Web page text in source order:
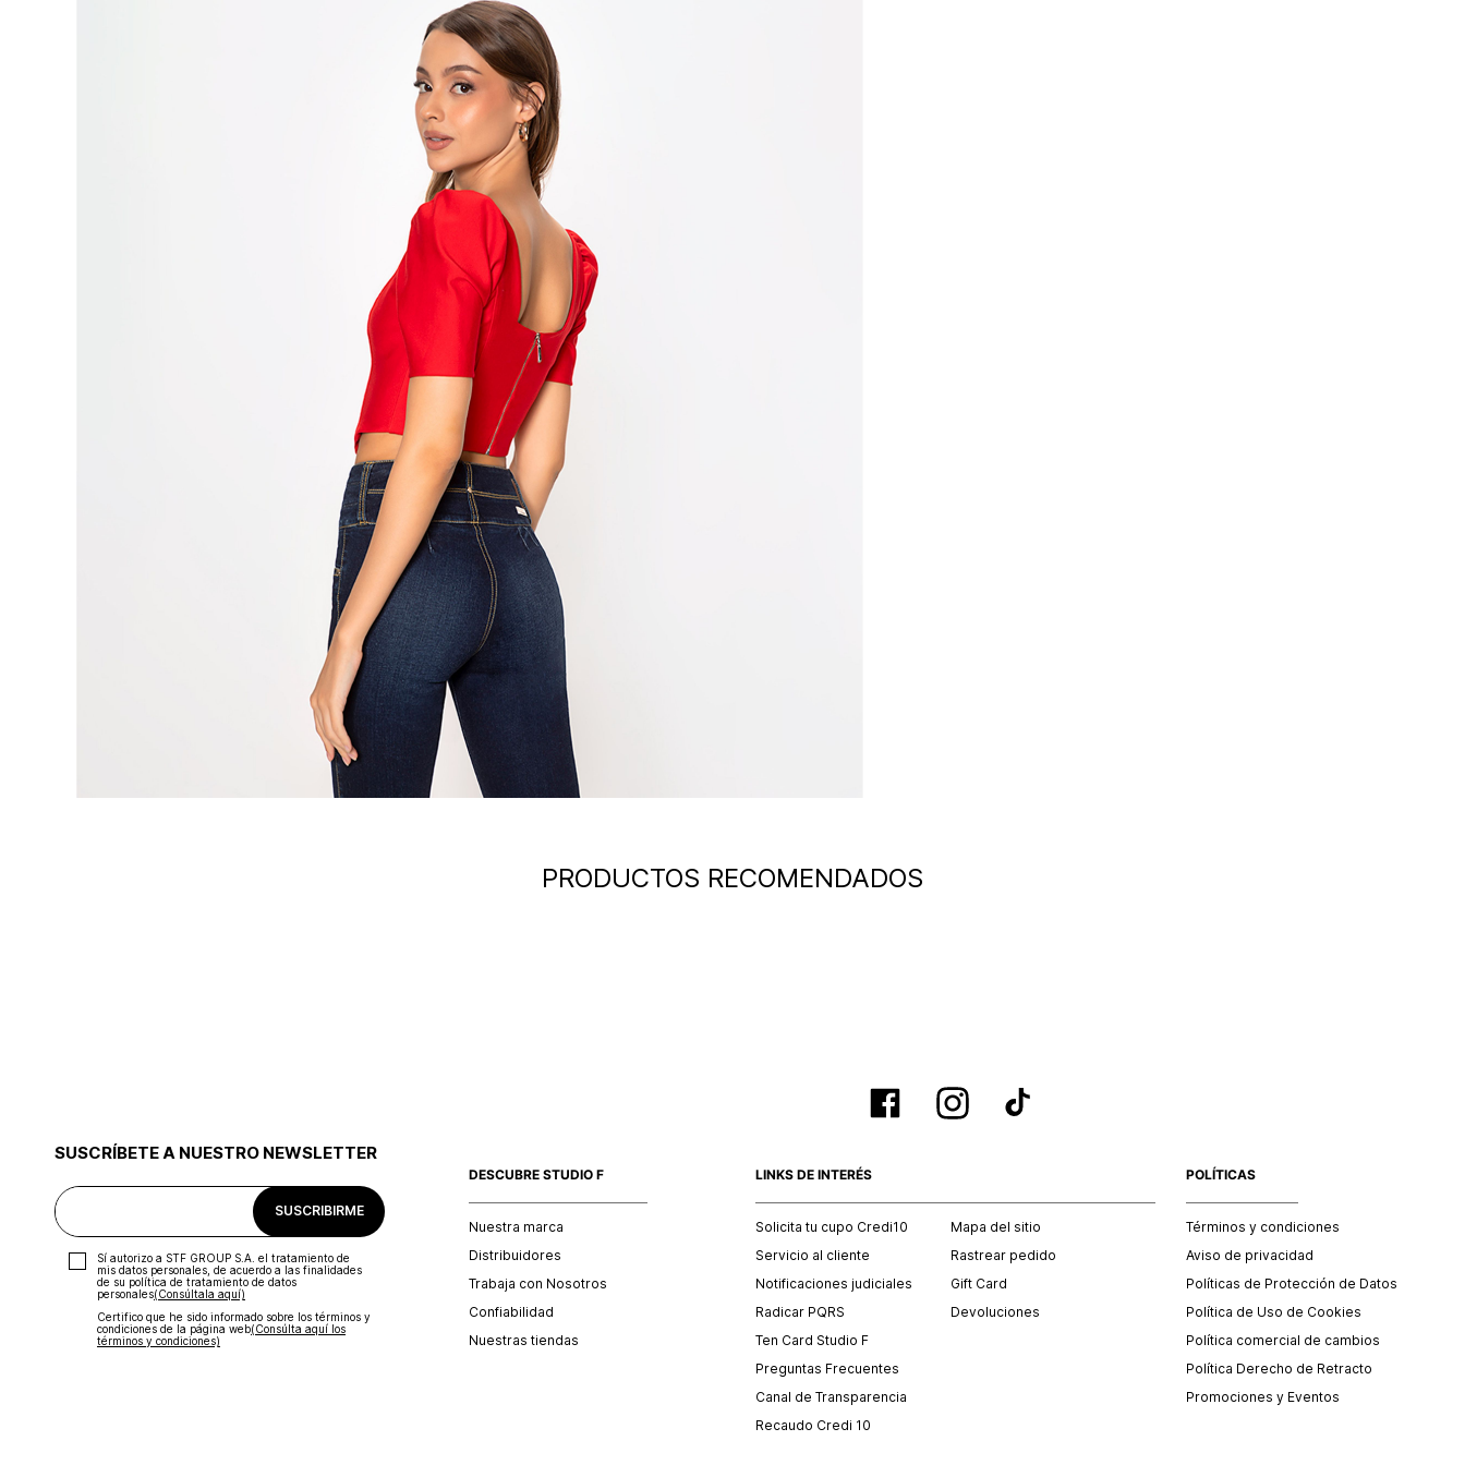
PRODUCTOS RECOMENDADOS
SUSCRÍBETE A NUESTRO NEWSLETTER
SUSCRIBIRME
Sí autorizo a STF GROUP S.A. el tratamiento de
mis datos personales, de acuerdo a las finalidades
de su política de tratamiento de datos
personales‎(Consúltala aquí)
Certifico que he sido informado sobre los términos y
condiciones de la página web‎(Consúlta aquí los
términos y condiciones)
DESCUBRE STUDIO F
Nuestra marca
Distribuidores
Trabaja con Nosotros
Confiabilidad
Nuestras tiendas
LINKS DE INTERÉS
Solicita tu cupo Credi10
Servicio al cliente
Notificaciones judiciales
Radicar PQRS
Ten Card Studio F
Preguntas Frecuentes
Canal de Transparencia
Recaudo Credi 10
Mapa del sitio
Rastrear pedido
Gift Card
Devoluciones
POLÍTICAS
Términos y condiciones
Aviso de privacidad
Políticas de Protección de Datos
Política de Uso de Cookies
Política comercial de cambios
Política Derecho de Retracto
Promociones y Eventos